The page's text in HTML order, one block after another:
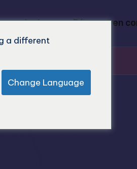
productos Póngase en
a different
Change Language